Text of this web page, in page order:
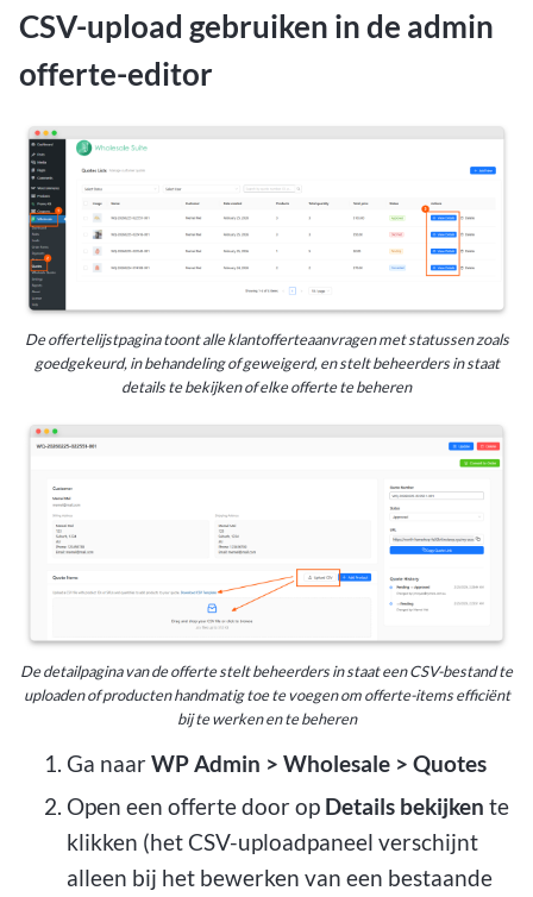
CSV-upload gebruiken in de admin
offerte-editor
De offertelijstpagina toont alle klantofferteaanvragen met statussen zoals
goedgekeurd, in behandeling of geweigerd, en stelt beheerders in staat
details te bekijken of elke offerte te beheren
De detailpagina van de offerte stelt beheerders in staat een CSV-bestand te
uploaden of producten handmatig toe te voegen om offerte-items efficiënt
bij te werken en te beheren
Ga naarWP Admin > Wholesale > Quotes
Open een offerte door op Details bekijken te
klikken (het CSV-uploadpaneel verschijnt
alleen bij het bewerken van een bestaande